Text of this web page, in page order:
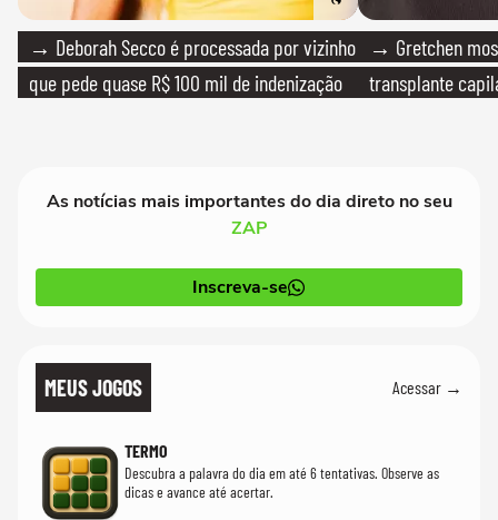
→ Deborah Secco é processada por vizinho
que pede quase R$ 100 mil de indenização
→ Gretchen
transplante
As notícias mais importantes do dia direto no seu
ZAP
Inscreva-se
MEUS JOGOS Acessar →
TERMO
Descubra a palavra do dia em até 6 tentativas. Observe as
dicas e avance até acertar.